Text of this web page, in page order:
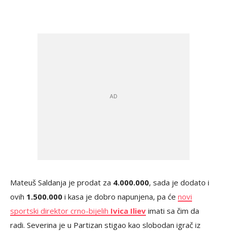
Mateuš Saldanja je prodat za 4.000.000, sada je dodato i
ovih 1.500.000 i kasa je dobro napunjena, pa će novi
sportski direktor crno-bijelih Ivica Iliev imati sa čim da
radi. Severina je u Partizan stigao kao slobodan igrač iz